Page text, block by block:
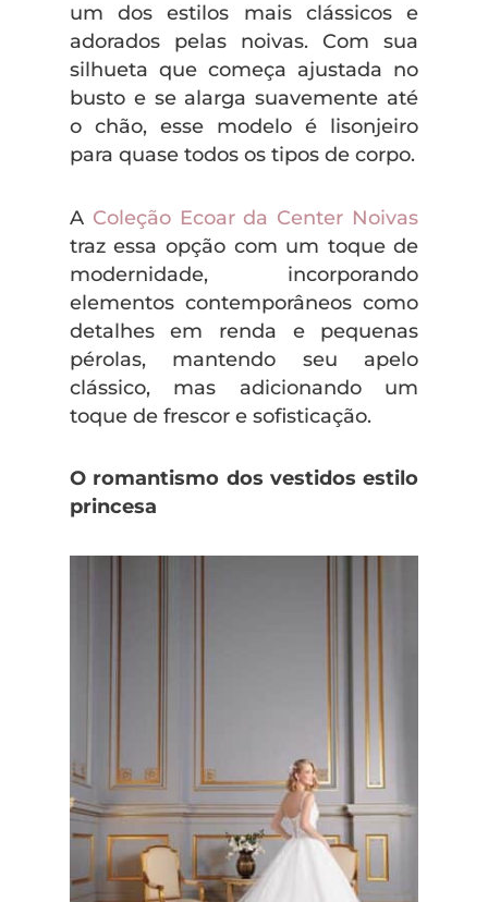
um dos estilos mais clássicos e
adorados pelas noivas. Com sua
silhueta que começa ajustada no
busto e se alarga suavemente até
o chão, esse modelo é lisonjeiro
para quase todos os tipos de corpo.
A Coleção Ecoar da Center Noivas
traz essa opção com um toque de
modernidade, incorporando
elementos contemporâneos como
detalhes em renda e pequenas
pérolas, mantendo seu apelo
clássico, mas adicionando um
toque de frescor e sofisticação.
O romantismo dos vestidos estilo
princesa